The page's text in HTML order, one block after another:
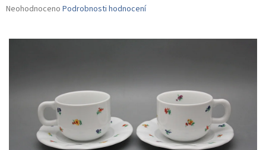
Průměrné
je
Neohodnoceno Podrobnosti hodnocení